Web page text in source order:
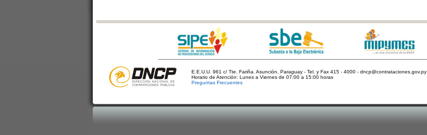
E.E.U.U. 961 c/ Tte. Fariña. Asunción, Paraguay - Tel. y Fax 415 - 4000 - dncp@contrataciones.gov.py
Horario de Atención: Lunes a Viernes de 07:00 a 15:00 horas
Preguntas Frecuentes